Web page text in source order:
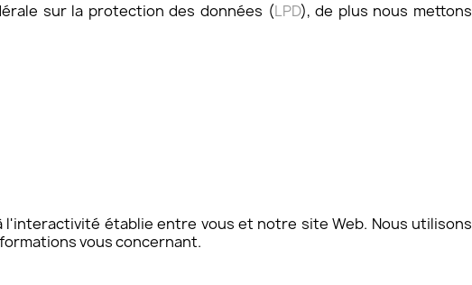
sur la protection des données (LPD), de plus nous mettons
établie entre vous et notre site Web. Nous utilisons
vous concernant.